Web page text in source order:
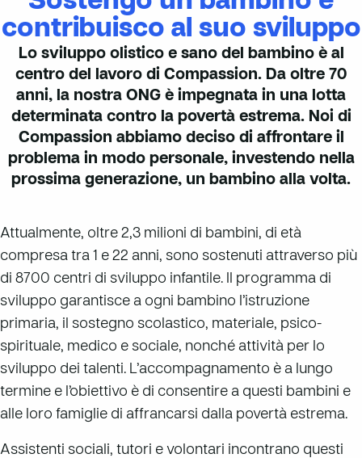
contribuisco al suo sviluppo
Lo sviluppo olistico e sano del bambino è al
centro del lavoro di Compassion. Da oltre 70
anni, la nostra ONG è impegnata in una lotta
determinata contro la povertà estrema. Noi di
Compassion abbiamo deciso di affrontare il
problema in modo personale, investendo nella
prossima generazione, un bambino alla volta.
Attualmente, oltre 2,3 milioni di bambini, di età
compresa tra 1 e 22 anni, sono sostenuti attraverso più
di 8700 centri di sviluppo infantile. Il programma di
sviluppo garantisce a ogni bambino l’istruzione
primaria, il sostegno scolastico, materiale, psico-
spirituale, medico e sociale, nonché attività per lo
sviluppo dei talenti. L’accompagnamento è a lungo
termine e l’obiettivo è di consentire a questi bambini e
alle loro famiglie di affrancarsi dalla povertà estrema.
Assistenti sociali, tutori e volontari incontrano questi